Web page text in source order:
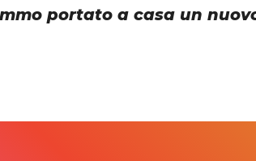
portato a casa un